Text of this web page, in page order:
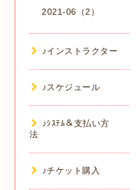
2021-06（2）
♪インストラクター
♪スケジュール
♪ｼｽﾃﾑ＆支払い方
法
♪チケット購入